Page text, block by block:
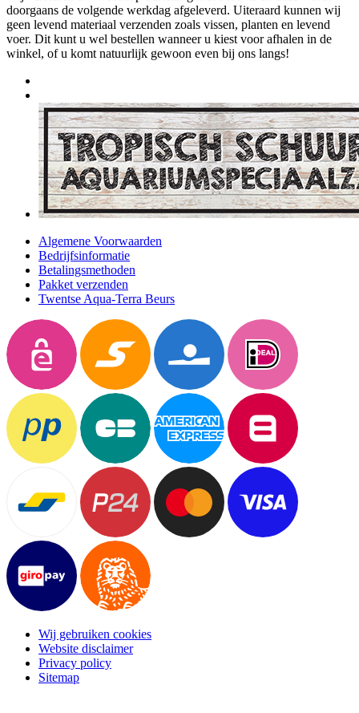
doorgaans de volgende werkdag afgeleverd. Uiteraard kunnen wij
geen levend materiaal verzenden zoals vissen, planten en levend
voer. Dit kunt u wel bestellen wanneer u kiest voor afhalen in de
winkel, of u komt natuurlijk gewoon even bij ons langs!
Algemene Voorwaarden
Bedrijfsinformatie
Betalingsmethoden
Pakket verzenden
Twentse Aqua-Terra Beurs
Wij gebruiken cookies
Website disclaimer
Privacy policy
Sitemap